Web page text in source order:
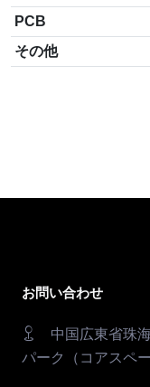
PCB
その他
お問い合わせ
中国広東省珠
パーク（コアスペ